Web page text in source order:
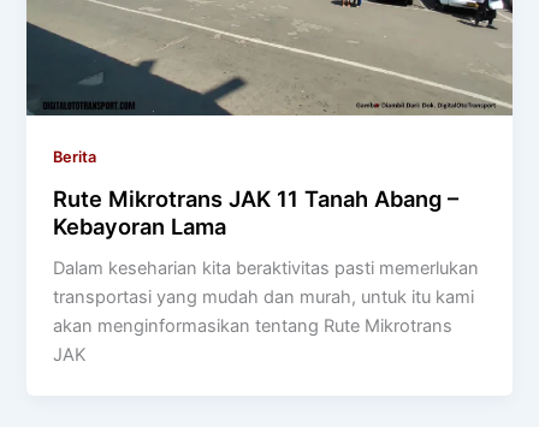
Berita
Rute Mikrotrans JAK 11 Tanah Abang –
Kebayoran Lama
Dalam keseharian kita beraktivitas pasti memerlukan
transportasi yang mudah dan murah, untuk itu kami
akan menginformasikan tentang Rute Mikrotrans
JAK